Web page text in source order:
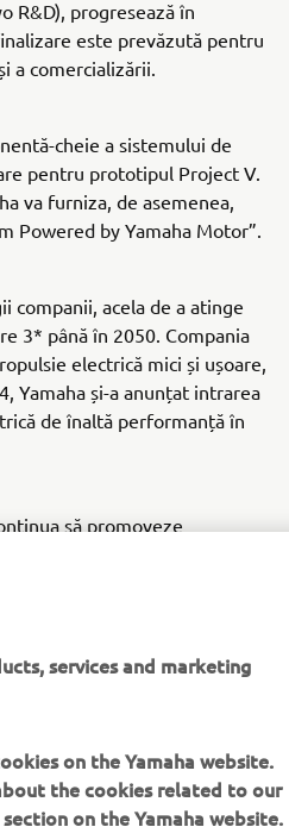
R&D), progresează în
este prevăzută pentru
a comercializării.
cheie a sistemului de
pentru prototipul Project V.
va furniza, de asemenea,
Powered by Yamaha Motor”.
companii, acela de a atinge
3* până în 2050. Compania
electrică mici și ușoare,
Yamaha și-a anunțat intrarea
de înaltă performanță în
să promoveze
services and marketing
on the Yamaha website.
the cookies related to our
on the Yamaha website.